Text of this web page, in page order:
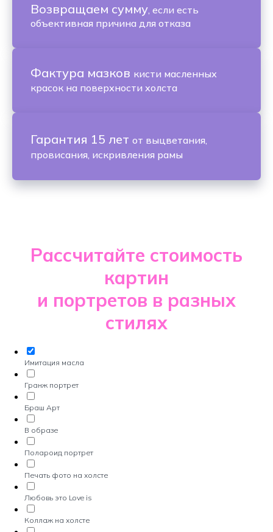
Возвращаем сумму, если есть
объективная причина для отказа
Фактура мазков кисти масленных
красок на поверхности холста
Гарантия 15 лет от выцветания,
провисания, искривления рамы
Рассчитайте стоимость
картин
и портретов в разных
стилях
Имитация масла
Гранж портрет
Браш Арт
В образе
Полароид портрет
Печать фото на холсте
Любовь это Love is
Коллаж на холсте